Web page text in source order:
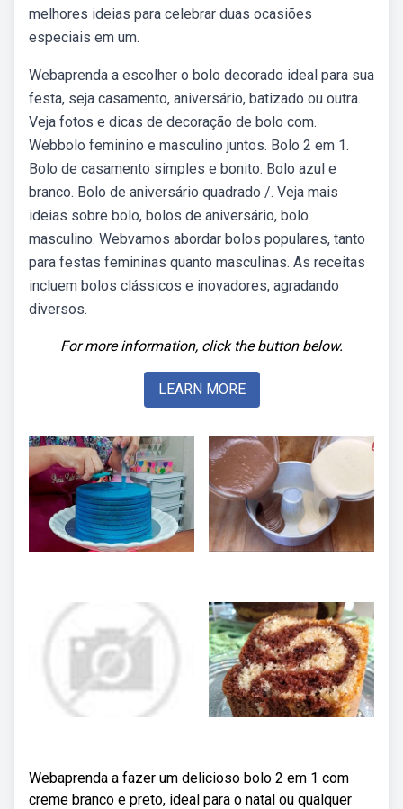
melhores ideias para celebrar duas ocasiões
especiais em um.
Webaprenda a escolher o bolo decorado ideal para sua
festa, seja casamento, aniversário, batizado ou outra.
Veja fotos e dicas de decoração de bolo com.
Webbolo feminino e masculino juntos. Bolo 2 em 1.
Bolo de casamento simples e bonito. Bolo azul e
branco. Bolo de aniversário quadrado /. Veja mais
ideias sobre bolo, bolos de aniversário, bolo
masculino. Webvamos abordar bolos populares, tanto
para festas femininas quanto masculinas. As receitas
incluem bolos clássicos e inovadores, agradando
diversos.
For more information, click the button below.
LEARN MORE
Webaprenda a fazer um delicioso bolo 2 em 1 com
creme branco e preto, ideal para o natal ou qualquer